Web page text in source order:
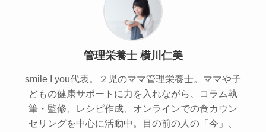
管理栄養士 横川仁美
smile I you代表。２児のママ管理栄養士。ママや子
どもの健康サポートに力を入れながら、コラム執
筆・監修、レシピ作成、オンラインでの食カウン
セリングを中心に活動中。目の前の人の「今」、